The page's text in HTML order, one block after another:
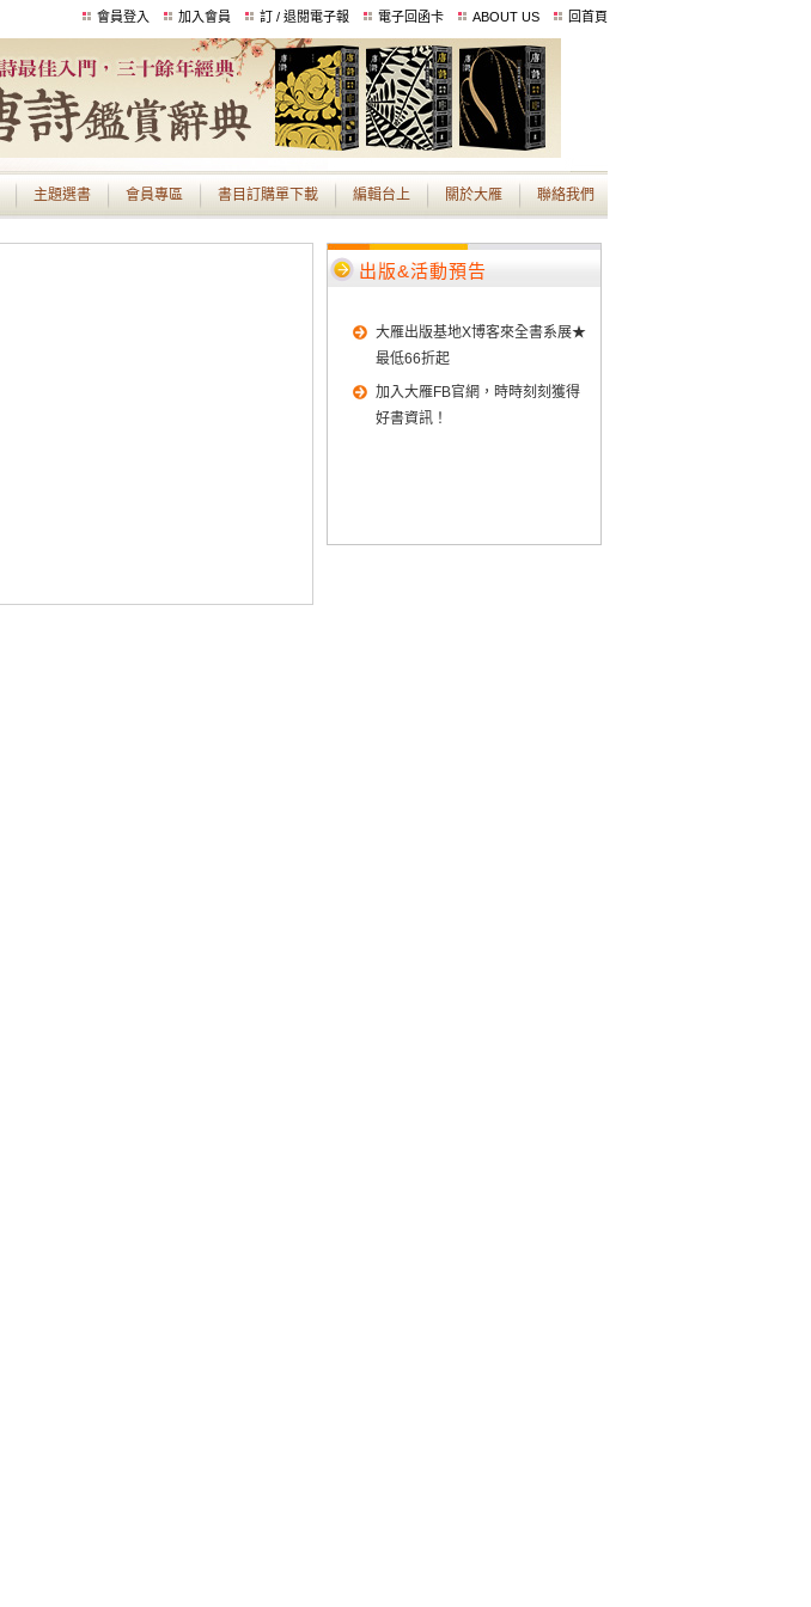
會員登入 加入會員 訂 / 退閱電子報 電子回函卡 ABOUT US 回首頁
主題選書 會員專區 書目訂購單下載 編輯台上 關於大雁 聯絡我們
出版&活動預告
大雁出版基地X博客來全書系展★
最低66折起
加入大雁FB官網，時時刻刻獲得
好書資訊！